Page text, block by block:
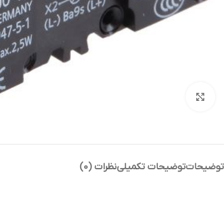
توضیحاتتوضیحات تکمیلینظرات (0)